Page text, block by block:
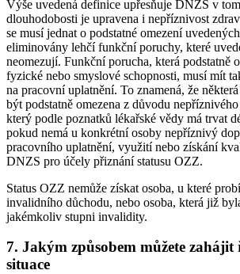
Výše uvedená definice upřesňuje DNZS v
dlouhodobosti je upravena i nepříznivost
se musí jednat o podstatné omezení
eliminovány lehčí funkční poruchy, které
neomezují. Funkční porucha, která podstatně
fyzické nebo smyslové schopnosti, musí mít
na pracovní uplatnění. To znamená, že
být podstatně omezena z důvodu
který podle poznatků lékařské vědy má trvat
pokud nemá u konkrétní osoby nepříznivý
pracovního uplatnění, využití nebo získání
DNZS pro účely přiznání statusu OZZ.
Status OZZ nemůže získat osoba, u které
invalidního důchodu, nebo osoba, která již
jakémkoliv stupni invalidity.
7. Jakým způsobem můžete zahájit
situace